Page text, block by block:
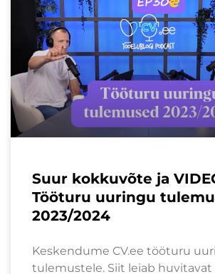
Suur kokkuvõte ja
Tööturu uuringu
2023/2024
Keskendume CV.ee tööturu
tulemustele. Siit leiab